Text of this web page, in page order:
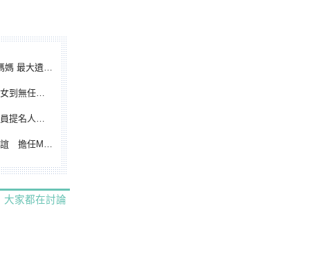
憾無緣大聯盟
判人生國際發光
名 將另提他人
台灣日開球嘉賓
大家都在討論